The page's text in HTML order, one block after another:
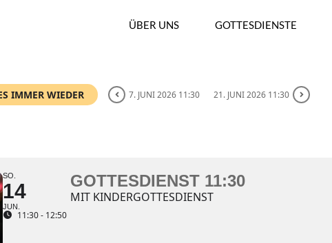
ÜBER UNS GOTTESDIENSTE
IMMER WIEDER 7. JUNI 2026 11:30 21. JUNI 2026 11:30
SO.
14
JUN.
11:30 - 12:50
GOTTESDIENST 11:30
MIT KINDERGOTTESDIENST